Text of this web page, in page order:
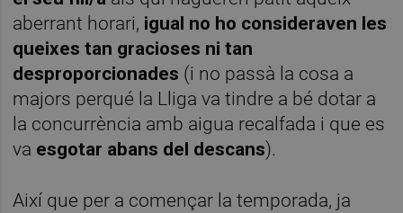
aberrant horari, igual no ho consideraven les
queixes tan gracioses ni tan
desproporcionades (i no passà la cosa a
majors perqué la Lliga va tindre a bé dotar a
la concurrència amb aigua recalfada i que es
va esgotar abans del descans).
Així que per a començar la temporada, ja